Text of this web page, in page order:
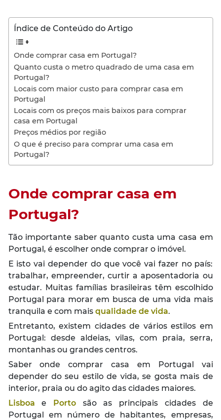
Índice de Conteúdo do Artigo
Onde comprar casa em Portugal?
Quanto custa o metro quadrado de uma casa em
Portugal?
Locais com maior custo para comprar casa em
Portugal
Locais com os preços mais baixos para comprar
casa em Portugal
Preços médios por região
O que é preciso para comprar uma casa em
Portugal?
Onde comprar casa em
Portugal?
Tão importante saber quanto custa uma casa em
Portugal, é escolher onde comprar o imóvel.
E isto vai depender do que você vai fazer no país:
trabalhar, empreender, curtir a aposentadoria ou
estudar. Muitas famílias brasileiras têm escolhido
Portugal para morar em busca de uma vida mais
tranquila e com mais qualidade de vida.
Entretanto, existem cidades de vários estilos em
Portugal: desde aldeias, vilas, com praia, serra,
montanhas ou grandes centros.
Saber onde comprar casa em Portugal vai
depender do seu estilo de vida, se gosta mais de
interior, praia ou do agito das cidades maiores.
Lisboa e Portosão as principais cidades de
Portugal em número de habitantes, empresas,